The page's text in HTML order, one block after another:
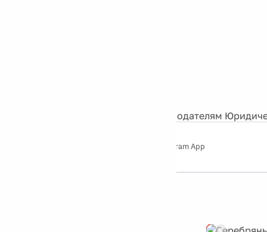
Рекламодателям
Telegram App